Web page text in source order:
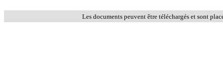
Les documents peuvent être téléchargés et sont